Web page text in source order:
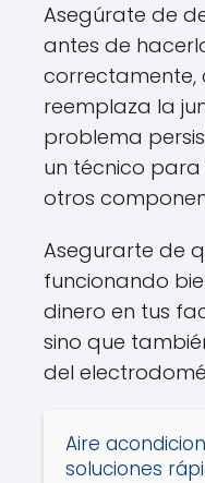
Asegúrate de
antes de
correctamente,
reemplaza la
problema
un técnico
otros
Asegurarte de
funcionando
dinero en tus
sino que
del
Aire
soluciones